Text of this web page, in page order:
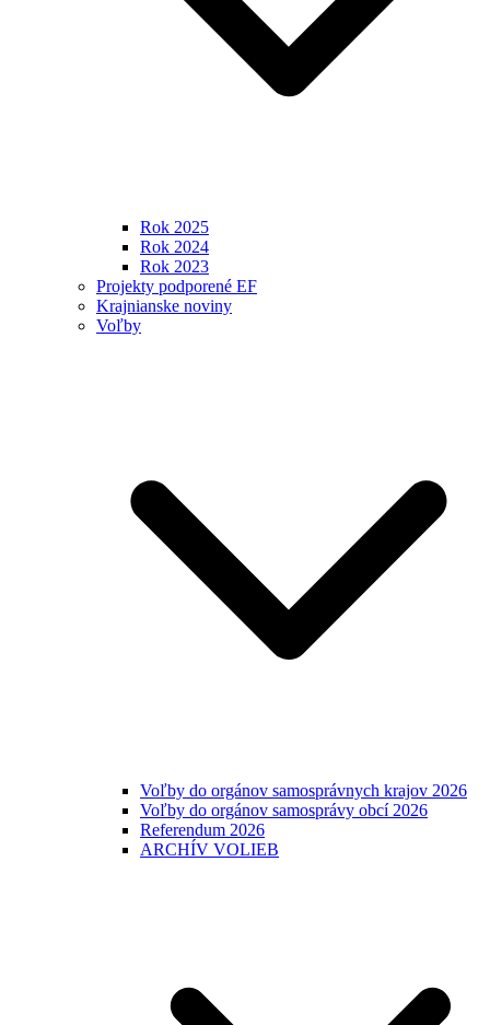
Rok 2025
Rok 2024
Rok 2023
Projekty podporené EF
Krajnianske noviny
Voľby
Voľby do orgánov samosprávnych krajov 2026
Voľby do orgánov samosprávy obcí 2026
Referendum 2026
ARCHÍV VOLIEB